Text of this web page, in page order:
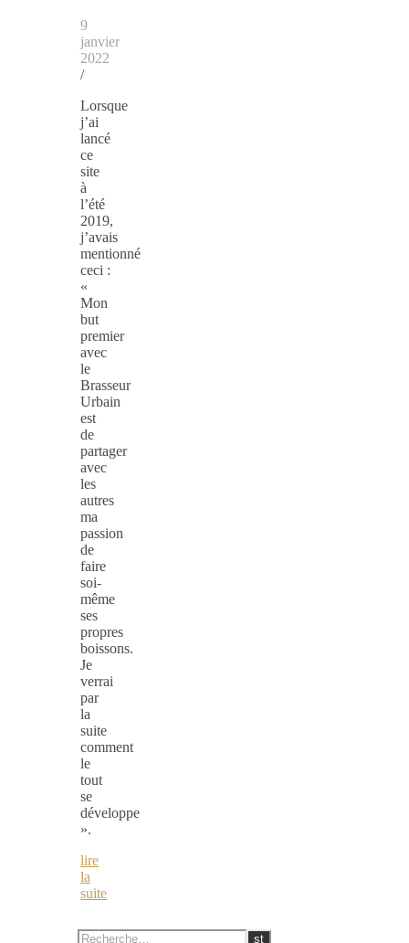
9
janvier
2022
/
Lorsque
j’ai
lancé
ce
site
à
l’été
2019,
j’avais
mentionné
ceci :
«
Mon
but
premier
avec
le
Brasseur
Urbain
est
de
partager
avec
les
autres
ma
passion
de
faire
soi-
même
ses
propres
boissons.
Je
verrai
par
la
suite
comment
le
tout
se
développe
».
lire
la
suite